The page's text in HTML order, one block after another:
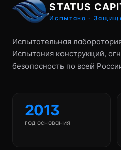
STATUS
Испытано ·
Испытательная
Испытания конструкций,
безопасность по всей
2013
год основания